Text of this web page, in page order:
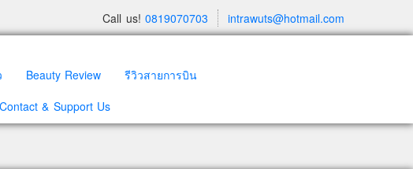
intrawuts@hotmail.com
Call us! 0819070703
Beauty Review
รีวิวสายการบิน
Contact & Support Us